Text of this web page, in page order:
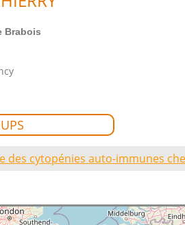
Brabois
des cytopénies auto-immunes